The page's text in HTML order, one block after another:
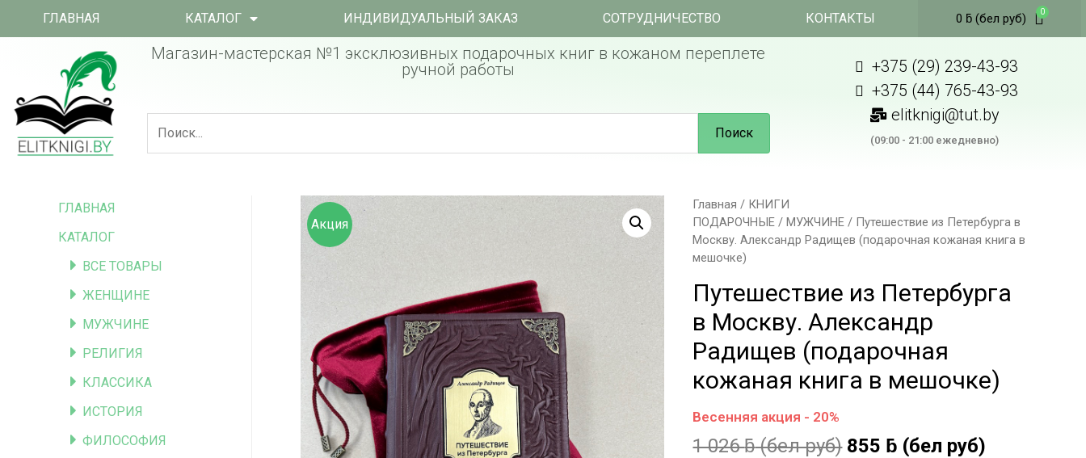
ГЛАВНАЯ КАТАЛОГ ИНДИВИДУАЛЬНЫЙ ЗАКАЗ СОТРУДНИЧЕСТВО КОНТАКТЫ 0 ƃ(бел руб)
Магазин-мастерская №1 эксклюзивных подарочных книг в кожаном переплете
ручной работы
Поиск
+375 (29) 239-43-93
+375 (44) 765-43-93
elitknigi@tut.by
(09:00 - 21:00 ежедневно)
ГЛАВНАЯ
КАТАЛОГ
ВСЕ ТОВАРЫ
ЖЕНЩИНЕ
МУЖЧИНЕ
РЕЛИГИЯ
КЛАССИКА
ИСТОРИЯ
ФИЛОСОФИЯ
Акция
Главная / КНИГИ
ПОДАРОЧНЫЕ /МУЖЧИНЕ / Путешествие из Петербурга в
Москву. Александр Радищев (подарочная кожаная книга в
мешочке)
Путешествие из Петербурга
в Москву. Александр
Радищев (подарочная
кожаная книга в мешочке)
Весенняя акция - 20%
1 026ƃ(бел руб) 855 ƃ (бел руб)